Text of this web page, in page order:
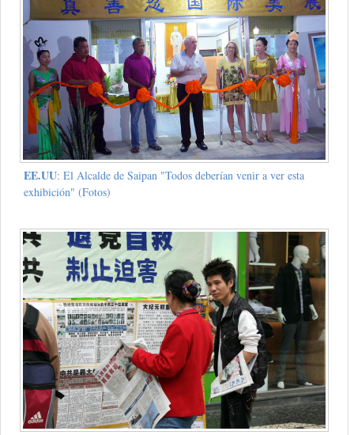
EE.UU: El Alcalde de Saipan "Todos deberían venir a ver esta
exhibición" (Fotos)